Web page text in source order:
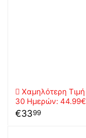
Χαμηλότερη Τιμή
30 Ημερών: 44.99€
€3399